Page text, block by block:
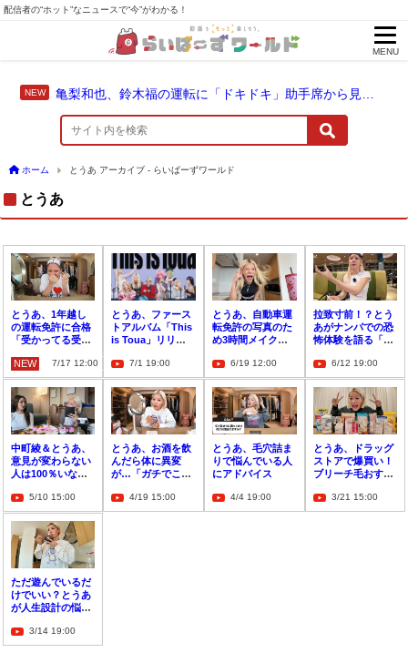
配信者の“ホット”なニュースで“今”がわかる！
MENU
ホーム とうあ アーカイブ - らいばーずワールド
とうあ
とうあ、1年越し
の運転免許に合格
「受かってる受か
NEW
7/17 12:00
とうあ、ファース
トアルバム「This
is Toua」リリー
ンライブ開催も
7/1 19:00
とうあ、自動車運
転免許の写真のた
め3時間メイク、
結果は？6/19 12:00
拉致寸前！？とう
あがナンパでの恐
怖体験を語る「め
のされかたし
て…」
6/12 19:00
中町綾＆とうあ、
意見が変わらない
人は100％いない
よ」5/10 15:00
とうあ、お酒を飲
んだら体に異変
が…「ガチでこれ
4/19 15:00
とうあ、毛穴詰ま
りで悩んでいる人
にアドバイス
4/4 19:00
とうあ、ドラッグ
ストアで爆買い！
ブリーチ毛おすす
も紹介3/21 15:00
ただ遊んでいるだ
けでいい？とうあ
が人生設計の悩み
姉さん方どうです
か？」
3/14 19:00